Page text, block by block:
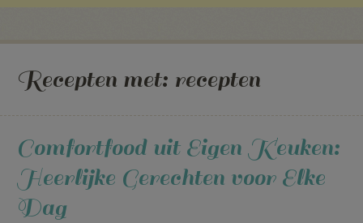
Recepten met: recepten
Comfortfood uit Eigen Keuken:
Heerlijke Gerechten voor Elke
Dag